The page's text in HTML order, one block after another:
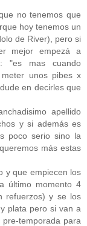
no tenemos que
hoy tenemos un
de River), pero si
mejor empezá a
"es mas cuando
unos pibes x
en decirles que
apellido
y si además es
poco serio sino la
más estas
y que empiecen los
último momento 4
refuerzos) y se los
plata pero si van a
temporada para